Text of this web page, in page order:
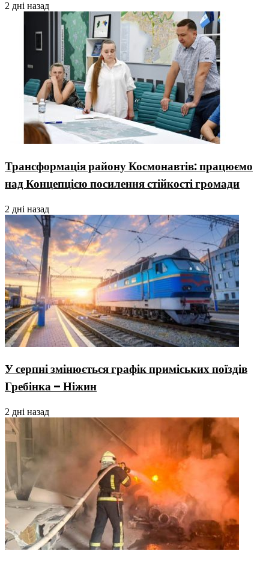
2 дні назад
Трансформація району Космонавтів: працюємо
над Концепцією посилення стійкості громади
2 дні назад
У серпні змінюється графік приміських поїздів
Гребінка – Ніжин
2 дні назад